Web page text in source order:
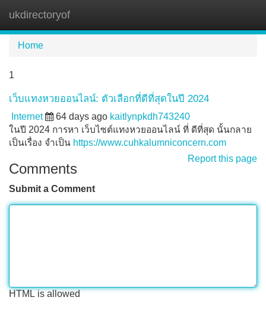
ukdirectoryof
Home
1
เว็บแทงหวยออนไลน์: ตัวเลือกที่ดีที่สุดในปี 2024
Internet 64 days ago kaitlynpkdh743240
ในปี 2024 การหา เว็บไซต์แทงหวยออนไลน์ ที่ ดีที่สุด นั้นกลาย
เป็นเรื่อง จำเป็น https://www.cuhkalumniconcern.com
Report this page
Comments
Submit a Comment
HTML is allowed